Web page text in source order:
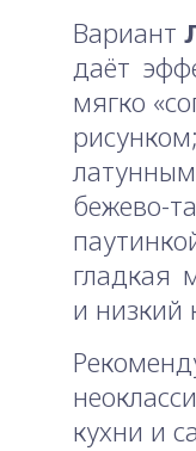
Вариант
даёт
мягко
гладкая
и низкий
кухни и